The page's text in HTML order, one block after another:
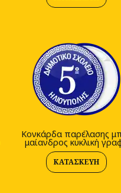
Κονκάρδα παρέλασης
μαίανδρος κυκλική
ΚΑΤΑΣΚΕΥΉ